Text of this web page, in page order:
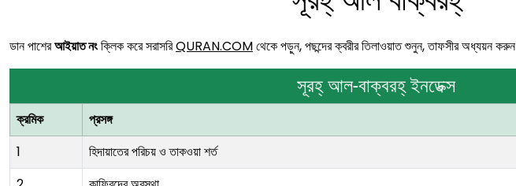
ডান পাশেরআইয়াত নংক্লিক করে সরাসরিQURAN.COMথেকে পড়ুন, পছন্দের ক্বরীর তিলাওয়াত শুনুন, তাফসীর অধ্যয়ন করুন
সূরহ্ আল-বাক্বরহ্ ইনডেক্স
ক্রমিক প্রসঙ্গ
1
হিদায়াতের পরিচয় ও তাকওয়া শর্ত